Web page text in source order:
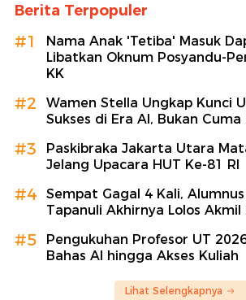
Berita Terpopuler
#1
Nama Anak 'Tetiba' Masuk
Libatkan Oknum Posyandu-
KK
#2
Wamen Stella Ungkap Kunci
Sukses di Era AI, Bukan Cuma
#3
Paskibraka Jakarta Utara
Jelang Upacara HUT Ke-81 RI
#4
Sempat Gagal 4 Kali, Alumnus
Tapanuli Akhirnya Lolos Akmil
#5
Pengukuhan Profesor UT
Bahas AI hingga Akses Kuliah
Lihat Selengkapnya